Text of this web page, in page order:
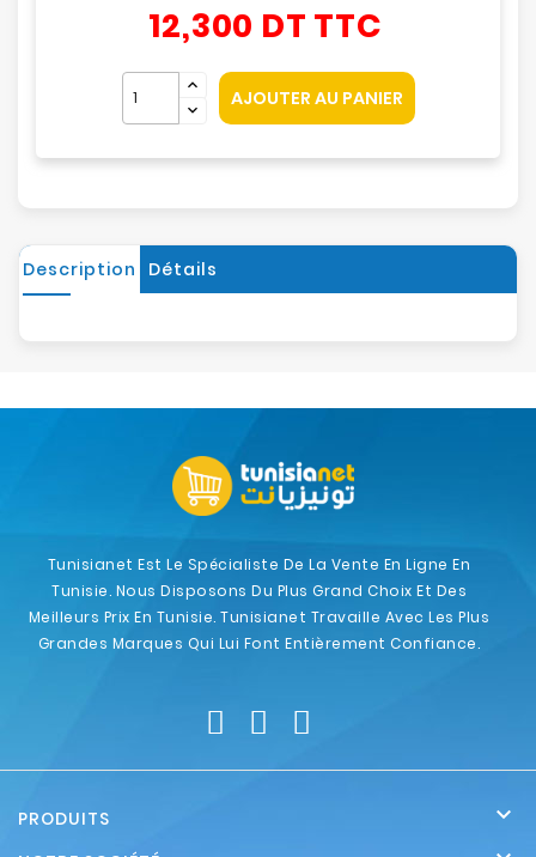
12,300 DT TTC
AJOUTER AU PANIER
Description Détails
Tunisianet Est Le Spécialiste De La Vente En Ligne En
Tunisie. Nous Disposons Du Plus Grand Choix Et Des
Meilleurs Prix En Tunisie. Tunisianet Travaille Avec Les Plus
Grandes Marques Qui Lui Font Entièrement Confiance.
PRODUITS 